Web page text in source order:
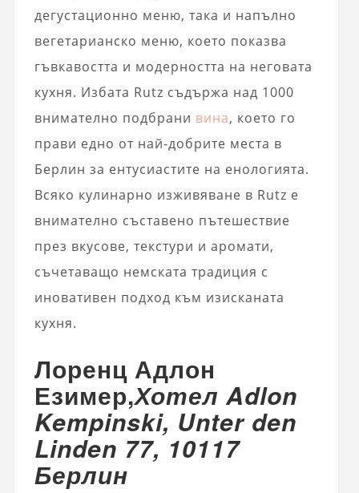
дегустационно меню, така и напълно
вегетарианско меню, което показва
гъвкавостта и модерността на неговата
кухня. Избата Rutz съдържа над 1000
внимателно подбрани вина, което го
прави едно от най-добрите места в
Берлин за ентусиастите на енологията.
Всяко кулинарно изживяване в Rutz е
внимателно съставено пътешествие
през вкусове, текстури и аромати,
съчетаващо немската традиция с
иновативен подход към изисканата
кухня.
Лоренц Адлон
Езимер,Хотел Adlon
Kempinski, Unter den
Linden 77, 10117
Берлин